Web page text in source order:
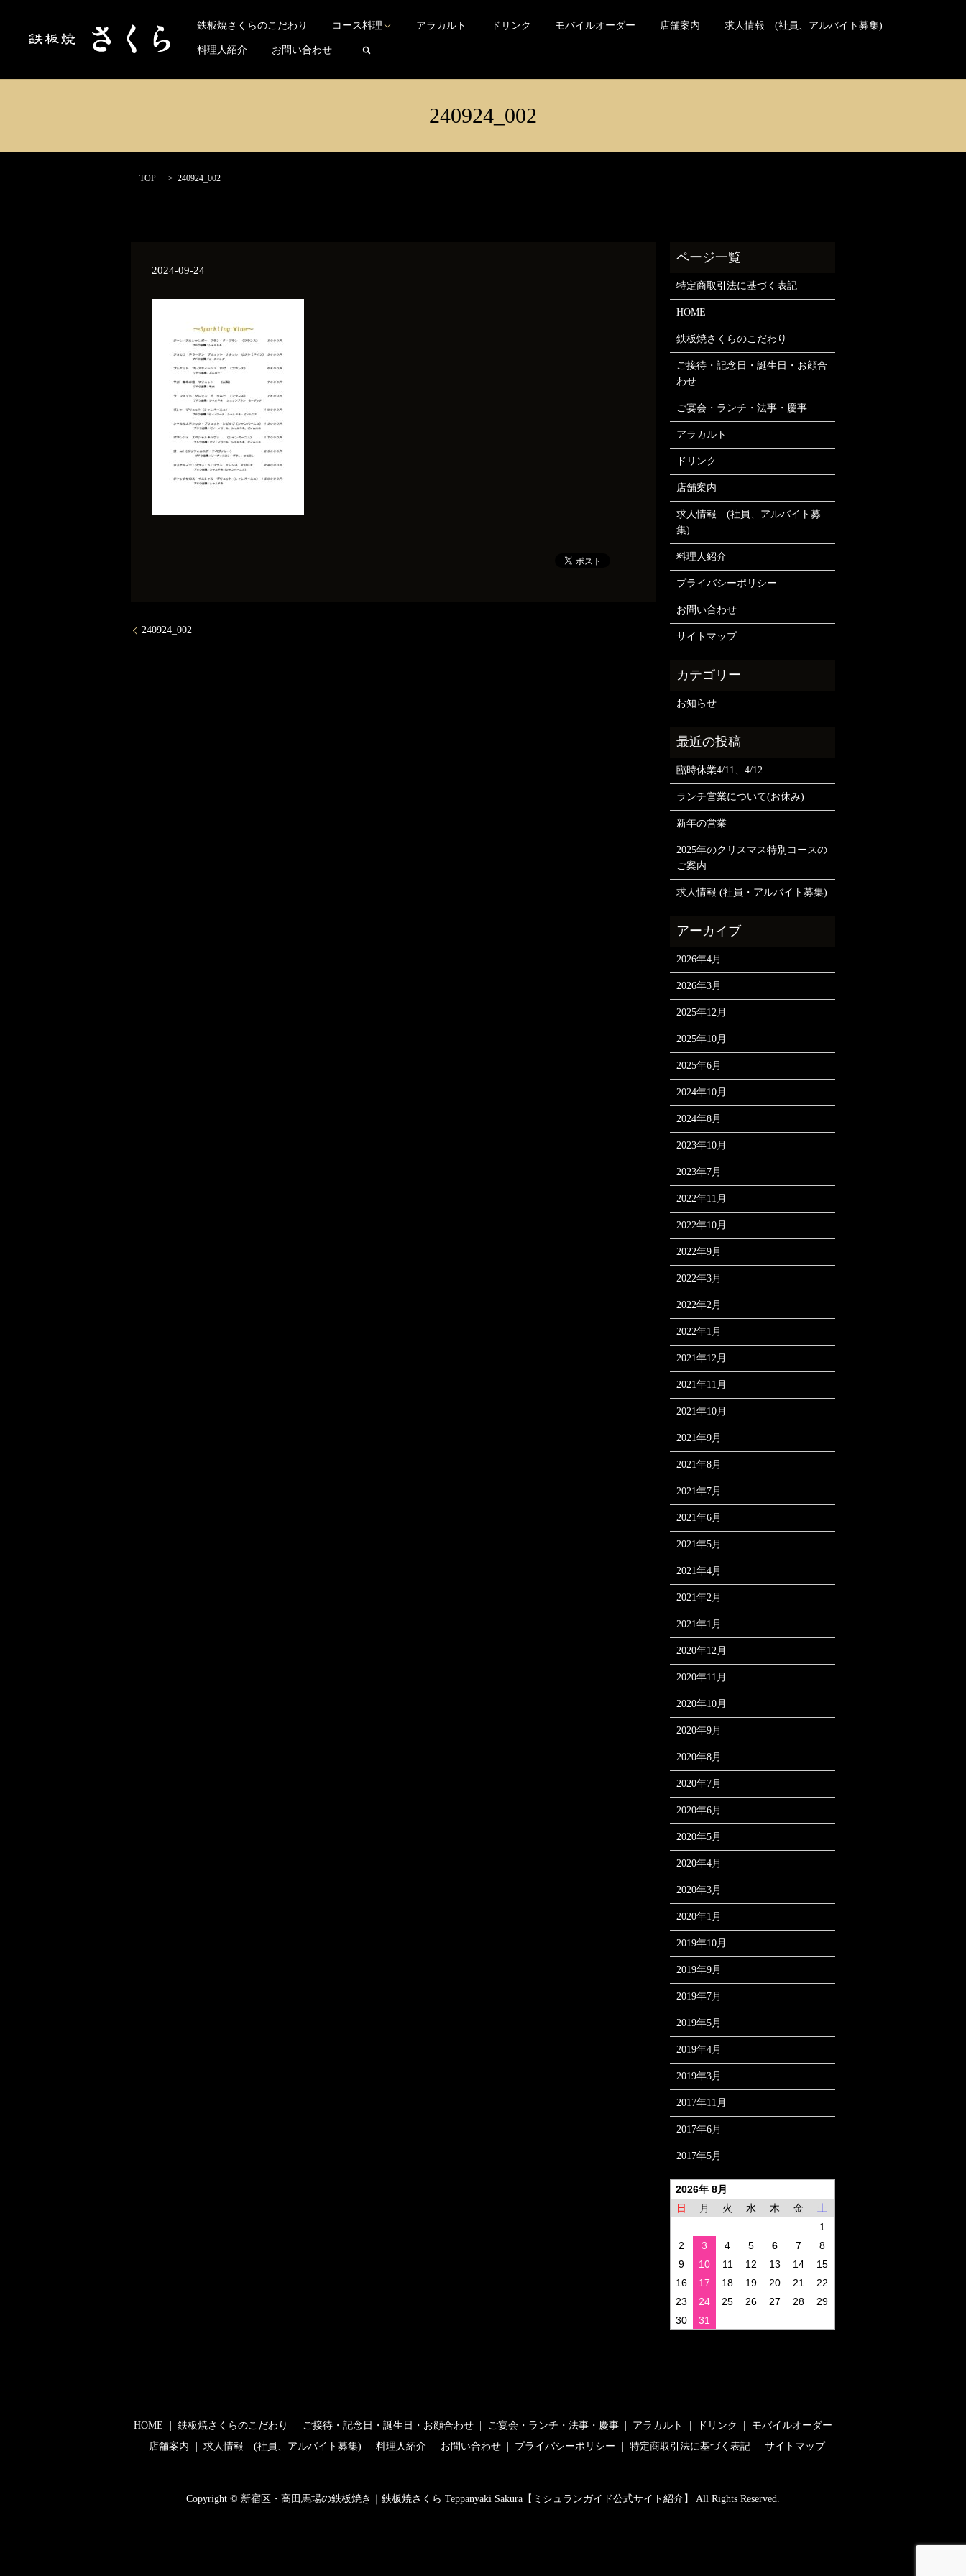
▼ 東京都新宿区西早稲田3-29-7 TEL 03-3200-2266 日本の方のご予約はこちら Reservations for travelers
鉄板焼さくらのこだわり コース料理 アラカルト ドリンク モバイルオーダー 店舗案内 求人情報 (社員、アルバイト募集)
料理人紹介 お問い合わせ
240924_002
TOP 240924_002
2024-09-24
240924_002
特定商取引法に基づく表記
HOME
鉄板焼さくらのこだわり
ご接待・記念日・誕生日・お顔合
わせ
ご宴会・ランチ・法事・慶事
アラカルト
ドリンク
店舗案内
求人情報 (社員、アルバイト募
集)
料理人紹介
プライバシーポリシー
お問い合わせ
サイトマップ
お知らせ
臨時休業4/11、4/12
ランチ営業について(お休み)
新年の営業
2025年のクリスマス特別コースの
ご案内
求人情報 (社員・アルバイト募集)
2026年4月
2026年3月
2025年12月
2025年10月
2025年6月
2024年10月
2024年8月
2023年10月
2023年7月
2022年11月
2022年10月
2022年9月
2022年3月
2022年2月
2022年1月
2021年12月
2021年11月
2021年10月
2021年9月
2021年8月
2021年7月
2021年6月
2021年5月
2021年4月
2021年2月
2021年1月
2020年12月
2020年11月
2020年10月
2020年9月
2020年8月
2020年7月
2020年6月
2020年5月
2020年4月
2020年3月
2020年1月
2019年10月
2019年9月
2019年7月
2019年5月
2019年4月
2019年3月
2017年11月
2017年6月
2017年5月
2026年 8月
日
月 火 水 木 金
土
1
2
3 4 5 6 7
8
9
10 11 12 13 14
15
16
17 18 19 20 21
22
23
24 25 26 27 28
29
30
31
HOME 鉄板焼さくらのこだわり ご接待・記念日・誕生日・お顔合わせ ご宴会・ランチ・法事・慶事 アラカルト ドリンク
モバイルオーダー
店舗案内
求人情報 (社員、アルバイト募集) 料理人紹介 お問い合わせ プライバシーポリシー 特定商取引法に基づく表記 サイトマップ
Copyright © 新宿区・高田馬場の鉄板焼き｜鉄板焼さくら Teppanyaki Sakura【ミシュランガイド公式サイト紹介】 All Rights Reserved.